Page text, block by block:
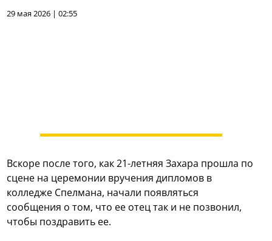
29 мая 2026 | 02:55
Вскоре после того, как 21-летняя Захара прошла по
сцене на церемонии вручения дипломов в
колледже Спелмана, начали появляться
сообщения о том, что ее отец так и не позвонил,
чтобы поздравить ее.